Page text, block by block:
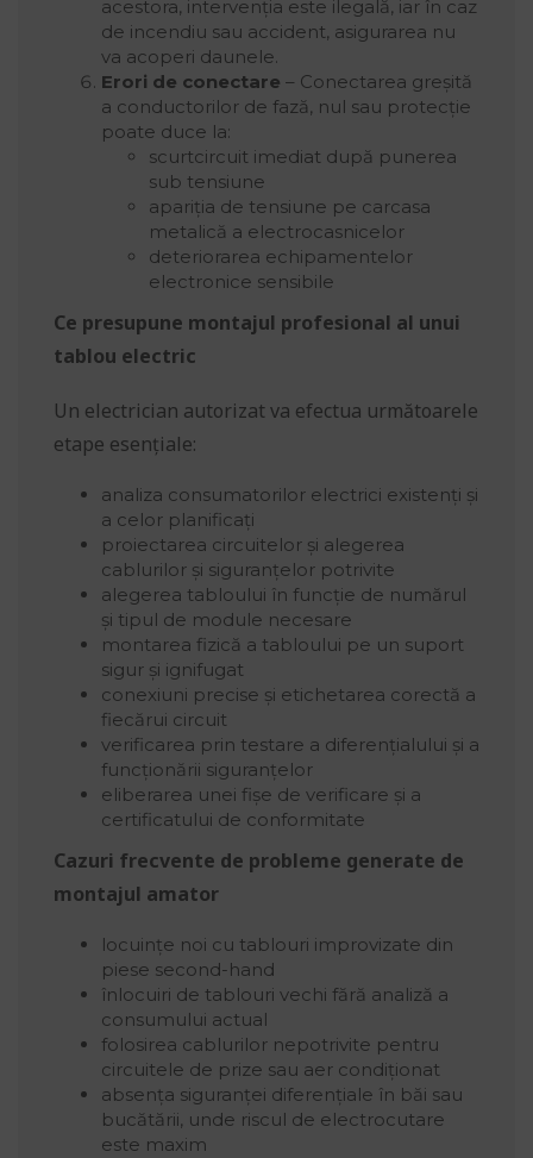
acestora, intervenția este ilegală, iar în caz
de incendiu sau accident, asigurarea nu
va acoperi daunele.
Erori de conectare – Conectarea greșită
a conductorilor de fază, nul sau protecție
poate duce la:
scurtcircuit imediat după punerea
sub tensiune
apariția de tensiune pe carcasa
metalică a electrocasnicelor
deteriorarea echipamentelor
electronice sensibile
Ce presupune montajul profesional al unui
tablou electric
Un electrician autorizat va efectua următoarele
etape esențiale:
analiza consumatorilor electrici existenți și
a celor planificați
proiectarea circuitelor și alegerea
cablurilor și siguranțelor potrivite
alegerea tabloului în funcție de numărul
și tipul de module necesare
montarea fizică a tabloului pe un suport
sigur și ignifugat
conexiuni precise și etichetarea corectă a
fiecărui circuit
verificarea prin testare a diferențialului și a
funcționării siguranțelor
eliberarea unei fișe de verificare și a
certificatului de conformitate
Cazuri frecvente de probleme generate de
montajul amator
locuințe noi cu tablouri improvizate din
piese second-hand
înlocuiri de tablouri vechi fără analiză a
consumului actual
folosirea cablurilor nepotrivite pentru
circuitele de prize sau aer condiționat
absența siguranței diferențiale în băi sau
bucătării, unde riscul de electrocutare
este maxim